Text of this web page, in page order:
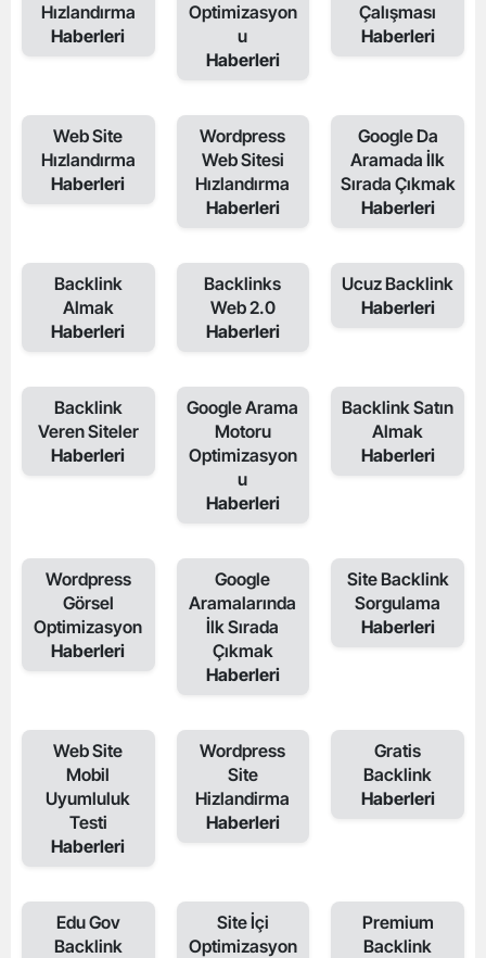
Hızlandırma
Haberleri
Optimizasyon
u
Haberleri
Çalışması
Haberleri
Web Site
Hızlandırma
Haberleri
Wordpress
Web Sitesi
Hızlandırma
Haberleri
Google Da
Aramada İlk
Sırada Çıkmak
Haberleri
Backlink
Almak
Haberleri
Backlinks
Web 2.0
Haberleri
Ucuz Backlink
Haberleri
Backlink
Veren Siteler
Haberleri
Google Arama
Motoru
Optimizasyon
u
Haberleri
Backlink Satın
Almak
Haberleri
Wordpress
Görsel
Optimizasyon
Haberleri
Google
Aramalarında
İlk Sırada
Çıkmak
Haberleri
Site Backlink
Sorgulama
Haberleri
Web Site
Mobil
Uyumluluk
Testi
Haberleri
Wordpress
Site
Hizlandirma
Haberleri
Gratis
Backlink
Haberleri
Edu Gov
Backlink
Site İçi
Optimizasyon
Premium
Backlink